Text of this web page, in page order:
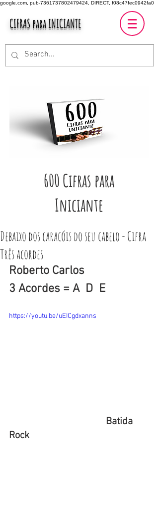
google.com, pub-7361737802479424, DIRECT, f08c47fec0942fa0
CIFRAS para INICIANTE
600 Cifras para
Iniciante
Debaixo dos caracóis do seu cabelo - Cifra
Três acordes
Roberto Carlos
3 Acordes = A  D  E
https://youtu.be/uEICgdxanns
Rock